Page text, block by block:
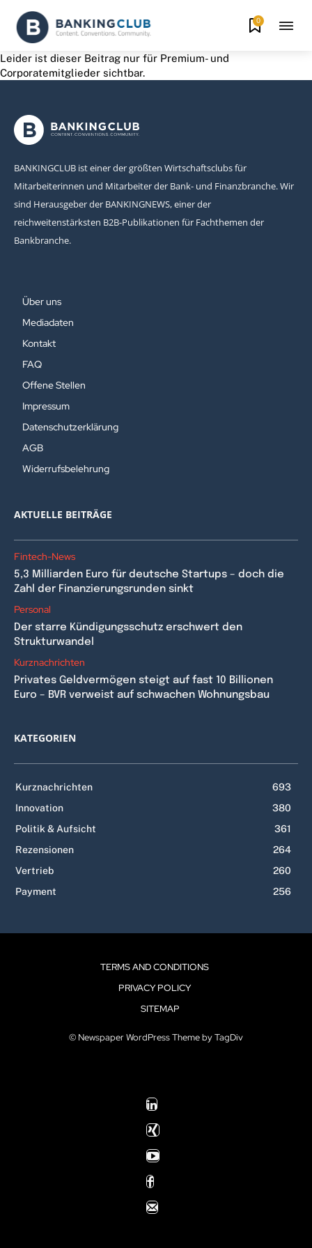
0
Leider ist dieser Beitrag nur für Premium- und
Corporatemitglieder sichtbar.
BANKINGCLUB ist einer der größten Wirtschaftsclubs für
Mitarbeiterinnen und Mitarbeiter der Bank- und Finanzbranche. Wir
sind Herausgeber der BANKINGNEWS, einer der
reichweitenstärksten B2B-Publikationen für Fachthemen der
Bankbranche.
Über uns
Mediadaten
Kontakt
FAQ
Offene Stellen
Impressum
Datenschutzerklärung
AGB
Widerrufsbelehrung
AKTUELLE BEITRÄGE
Fintech-News
5,3 Milliarden Euro für deutsche Startups – doch die
Zahl der Finanzierungsrunden sinkt
Personal
Der starre Kündigungsschutz erschwert den
Strukturwandel
Kurznachrichten
Privates Geldvermögen steigt auf fast 10 Billionen
Euro – BVR verweist auf schwachen Wohnungsbau
KATEGORIEN
Kurznachrichten
693
Innovation
380
Politik & Aufsicht
361
Rezensionen
264
Vertrieb
260
Payment
256
TERMS AND CONDITIONS
PRIVACY POLICY
SITEMAP
© Newspaper WordPress Theme by TagDiv